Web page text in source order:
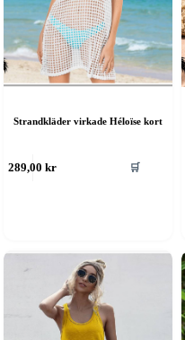
Strandkläder virkade Héloïse kort
289,00kr 🛒